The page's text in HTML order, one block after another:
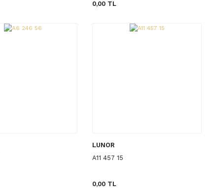
0,00 TL
LUNOR
A11 457 15
0,00 TL